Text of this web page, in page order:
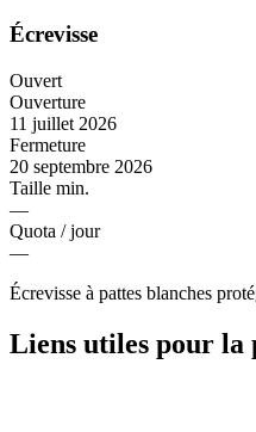
Écrevisse
Ouvert
Ouverture
11 juillet 2026
Fermeture
20 septembre 2026
Taille min.
—
Quota / jour
—
Écrevisse à pattes blanches
Liens utiles pour la